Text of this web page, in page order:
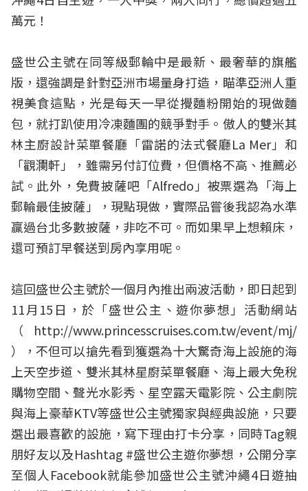
萬元！
盛世公主號在同等級郵輪中是最新、最奢華的旗艦
版，還強調是針對亞洲市場量身打造，瞄準亞洲人重
視美食這點，光是每天一早從攪麵粉開始的現做麵
包，就打趴使用冷凍麵團的競爭對手。傲人的雙米其
林主廚設計菜單餐廳「雷諾的法式餐廳La Mer」和
「觀瀾軒」，雖需另付訂位費，但價格不高、推薦必
試。此外，免費披薩吧「Alfredo」被票選為「海上
郵輪最佳披薩」，現點現做，實際品嘗後我認為水準
贏過台北多數披薩，非吃不可。而如果早上想賴床，
還可預訂早餐送到房內享用呢。
這回盛世公主號於一個月內推出兩波活動，即日起到
11月15日，於「盛世公主、遊你夢想」活動網站
（http://www.princesscruises.com.tw/event/mj/
），不但可以搶先看到獲選為十大驚奇海上設施的海
上天空步道、雙米其林星廚菜單餐廳、海上最大免稅
購物空間、聲光水影秀、星空露天電影院、公主劇院
與海上豪華KTV等盛世公主號獨家與經典設施，只要
選出最喜歡的設施，寫下理由打卡分享，同時Tag親
朋好友以及Hashtag #盛世公主遊你夢想，公開分享
至個人Facebook就能參加盛世公主號沖繩4日遊抽